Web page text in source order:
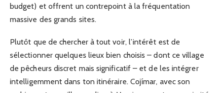
budget) et offrent un contrepoint à la fréquentation
massive des grands sites.
Plutôt que de chercher à tout voir, l’intérêt est de
sélectionner quelques lieux bien choisis – dont ce village
de pêcheurs discret mais significatif – et de les intégrer
intelligemment dans ton itinéraire. Cojímar, avec son